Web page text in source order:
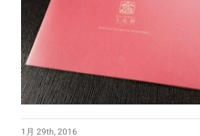
1月 29th, 2016